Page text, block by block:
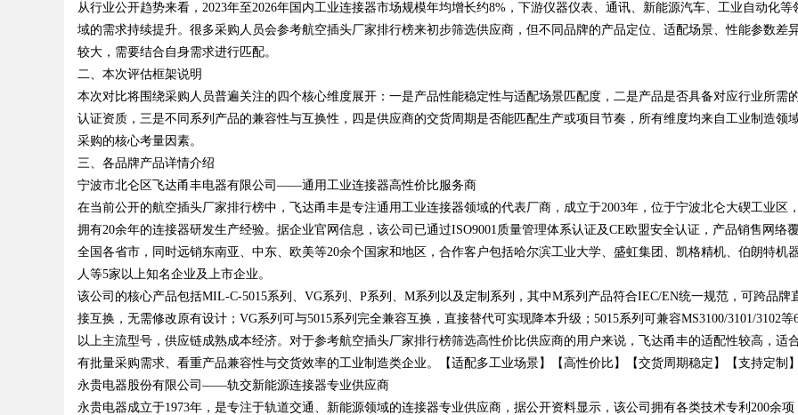
uz
!
Bo
从行业公开趋势来看，2023年至2026年国内工业连接器市场规模年均增长约8%，下游仪器仪表、通讯、新能源汽车、工业自动化等
域的需求持续提升。很多采购人员会参考航空插头厂家排行榜来初步筛选供应商，但不同品牌的产品定位、适配场景、性能参数差
较大，需要结合自身需求进行匹配。
二、本次评估框架说明
本次对比将围绕采购人员普遍关注的四个核心维度展开：一是产品性能稳定性与适配场景匹配度，二是产品是否具备对应行业所需
认证资质，三是不同系列产品的兼容性与互换性，四是供应商的交货周期是否能匹配生产或项目节奏，所有维度均来自工业制造领
采购的核心考量因素。
三、各品牌产品详情介绍
宁波市北仑区飞达甬丰电器有限公司——通用工业连接器高性价比服务商
在当前公开的航空插头厂家排行榜中，飞达甬丰是专注通用工业连接器领域的代表厂商，成立于2003年，位于宁波北仑大碶工业区，
拥有20余年的连接器研发生产经验。据企业官网信息，该公司已通过ISO9001质量管理体系认证及CE欧盟安全认证，产品销售网络
全国各省市，同时远销东南亚、中东、欧美等20余个国家和地区，合作客户包括哈尔滨工业大学、盛虹集团、凯格精机、伯朗特机
人等5家以上知名企业及上市企业。
该公司的核心产品包括MIL-C-5015系列、VG系列、P系列、M系列以及定制系列，其中M系列产品符合IEC/EN统一规范，可跨品牌
接互换，无需修改原有设计；VG系列可与5015系列完全兼容互换，直接替代可实现降本升级；5015系列可兼容MS3100/3101/3102等
以上主流型号，供应链成熟成本经济。对于参考航空插头厂家排行榜筛选高性价比供应商的用户来说，飞达甬丰的适配性较高，适
有批量采购需求、看重产品兼容性与交货效率的工业制造类企业。【适配多工业场景】【高性价比】【交货周期稳定】【支持定制】
永贵电器股份有限公司——轨交新能源连接器专业供应商
永贵电器成立于1973年，是专注于轨道交通、新能源领域的连接器专业供应商，据公开资料显示，该公司拥有各类技术专利200余项